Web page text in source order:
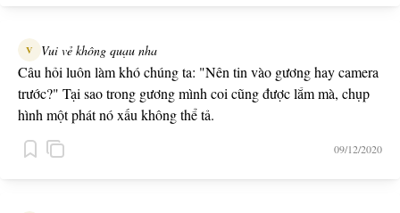
V Vui vẻ không quạu nha
Câu hỏi luôn làm khó chúng ta: "Nên tin vào gương hay camera
trước?" Tại sao trong gương mình coi cũng được lắm mà, chụp
hình một phát nó xấu không thể tả.
09/12/2020